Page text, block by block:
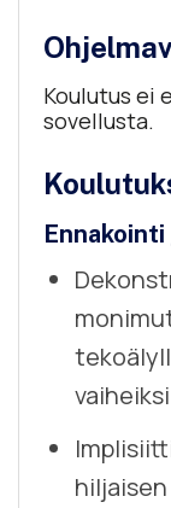
Koulutus ei
sovellusta.